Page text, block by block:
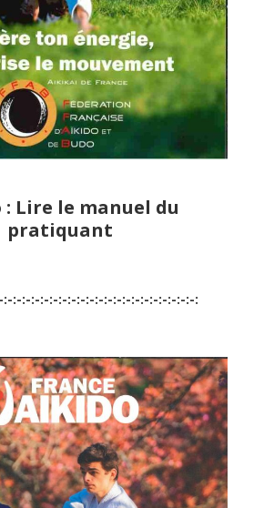
Lire le manuel du
pratiquant
:-:-:-:-:-:-:-:-:-:-:-:-:-:-:-:-:-:-:-:-: